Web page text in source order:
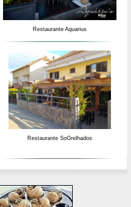
Restaurante Aquarius
Restaurante SoGrelhados